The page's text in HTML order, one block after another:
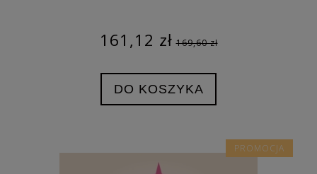
161,12 zł 169,60 zł
DO KOSZYKA
PROMOCJA